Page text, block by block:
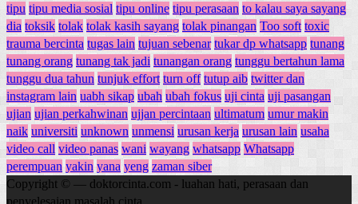
tipu tipu media sosial tipu online tipu perasaan to kalau saya sayang
dia toksik tolak tolak kasih sayang tolak pinangan Too soft toxic
trauma bercinta tugas lain tujuan sebenar tukar dp whatsapp tunang
tunang orang tunang tak jadi tunangan orang tunggu bertahun lama
tunggu dua tahun tunjuk effort turn off tutup aib twitter dan
instagram lain uabh sikap ubah ubah fokus uji cinta uji pasangan
ujian ujian perkahwinan ujjan percintaan ultimatum umur makin
naik universiti unknown unmensi urusan kerja urusan lain usaha
video call video panas wani wayang whatsapp Whatsapp
perempuan yakin yana yeng zaman siber
Copyright © — doktorcinta.com - luahan hati, perasaan dan
penyelesaian masalah cinta.